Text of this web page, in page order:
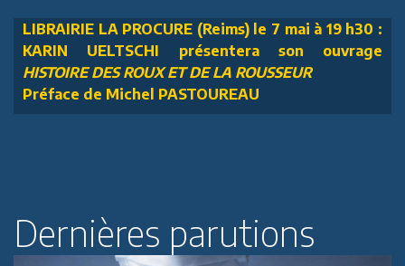
LIBRAIRIE LA PROCURE (Reims) le 7 mai à 19 h30 :
KARIN UELTSCHI présentera son ouvrage
HISTOIRE DES ROUX ET DE LA ROUSSEUR
Préface de Michel PASTOUREAU
Dernières parutions